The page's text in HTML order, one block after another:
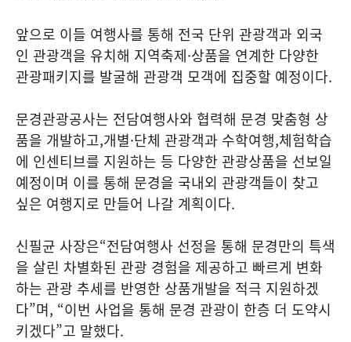
앞으로 이들 여행사를 통해 전국 단위 관광객과 외국
인 관광객을 유치해 지역축제·상품을 연계한 다양한
관광패키지를 발굴해 관광객 모객에 집중할 예정이다.
문경관광공사는 전담여행사와 협력해 문경 맞춤형 상
품을 개발하고,개별·단체 관광객과 수학여행,체험학습
에 인센티브를 지원하는 등 다양한 관광상품을 선보일
예정이며 이를 통해 문경을 국내외 관광객들이 찾고
싶은 여행지로 만들어 나갈 계획이다.
신필균 사장은“전담여행사 선정을 통해 문경만의 특색
을 살린 차별화된 관광 경험을 제공하고 빠르게 변화
하는 관광 추세를 반영한 상품개발을 적극 지원하겠
다”며, “이번 사업을 통해 문경 관광이 한층 더 도약시
키겠다”고 말했다.